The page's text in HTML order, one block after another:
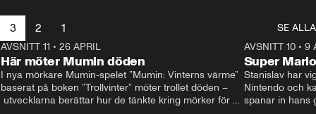
– Redan från början förstod vi att
behövde vår egen identitet, säger
3 2 1
SE ALLA
AVSNITT 11 • 26 APRIL
Här möter Mumin döden
I nya mörkare Mumin-spelet ”Mumin: Vinterns värme”
baserat på boken ”Trollvinter” möter trollet döden –
utvecklarna berättar hur de tänkte kring mörker för
AVSNITT 10• 9
Super
Stanislav har
Nintendo och
spanar in hans